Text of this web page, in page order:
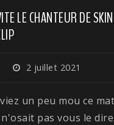
LE CHANTEUR DE
2 juillet 2021
un peu mou ce
pas vous le